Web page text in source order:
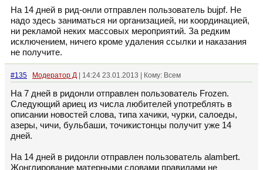
На 14 дней в рид-онли отправлен пользователь bujpf. Не
надо здесь заниматься ни организацией, ни координацией,
ни рекламой неких массовых мероприятий. За редким
исключением, ничего кроме удаления ссылки и наказания
не получите.
#135 Модератор Д | 14:24 23.01.2013 | Кому: Всем
На 7 дней в ридонли отправлен пользователь Frozen.
Следующий ариец из числа любителей употреблять в
описании новостей слова, типа хачики, чурки, салоеды,
азеры, чичи, бульбаши, точикистонцы получит уже 14
дней.
На 14 дней в ридонли отправлен пользователь alambert.
Жонглирование матерными словами правилами не